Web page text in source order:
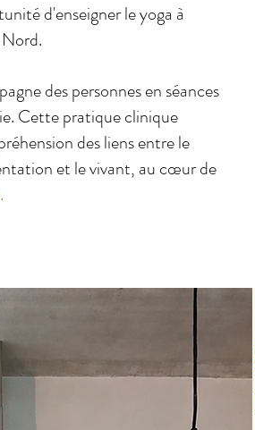
d'enseigner le yoga à
des personnes en séances
Cette pratique clinique
des liens entre le
et le vivant, au cœur de